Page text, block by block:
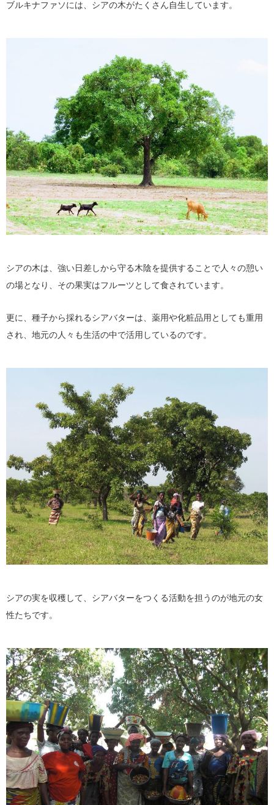
ブルキナファソには、シアの木がたくさん自生しています。
シアの木は、強い日差しから守る木陰を提供することで人々の憩い
の場となり、その果実はフルーツとして食されています。
更に、種子から採れるシアバターは、薬用や化粧品用としても重用
され、地元の人々も生活の中で活用しているのです。
シアの実を収穫して、シアバターをつくる活動を担うのが地元の女
性たちです。